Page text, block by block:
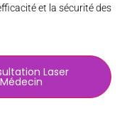
et la sécurité des
Laser